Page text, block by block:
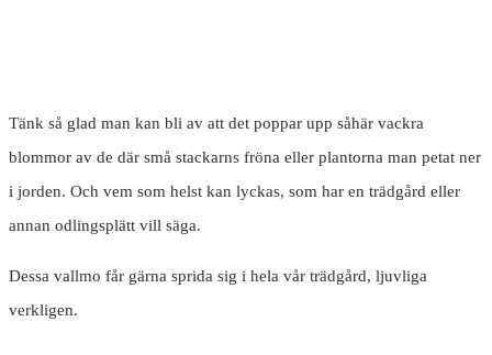
Tänk så glad man kan bli av att det poppar upp såhär vackra
blommor av de där små stackarns fröna eller plantorna man petat ner
i jorden. Och vem som helst kan lyckas, som har en trädgård eller
annan odlingsplätt vill säga.
Dessa vallmo får gärna sprida sig i hela vår trädgård, ljuvliga
verkligen.